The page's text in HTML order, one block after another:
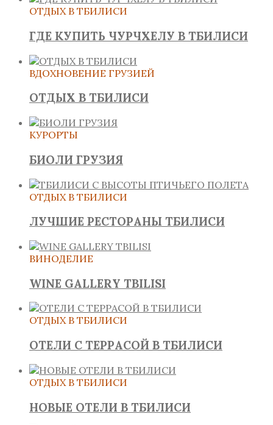
ОТДЫХ В ТБИЛИСИ
ГДЕ КУПИТЬ ЧУРЧХЕЛУ В ТБИЛИСИ
ВДОХНОВЕНИЕ ГРУЗИЕЙ
ОТДЫХ В ТБИЛИСИ
КУРОРТЫ
БИОЛИ ГРУЗИЯ
ОТДЫХ В ТБИЛИСИ
ЛУЧШИЕ РЕСТОРАНЫ ТБИЛИСИ
ВИНОДЕЛИЕ
WINE GALLERY TBILISI
ОТДЫХ В ТБИЛИСИ
ОТЕЛИ С ТЕРРАСОЙ В ТБИЛИСИ
ОТДЫХ В ТБИЛИСИ
НОВЫЕ ОТЕЛИ В ТБИЛИСИ